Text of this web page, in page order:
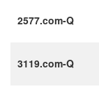
2577.com-Q
3119.com-Q